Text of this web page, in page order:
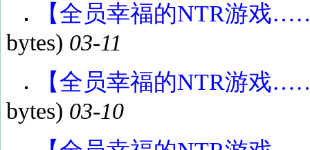
【全员幸福的NTR游戏
bytes) 03-11
【全员幸福的NTR游戏
bytes) 03-10